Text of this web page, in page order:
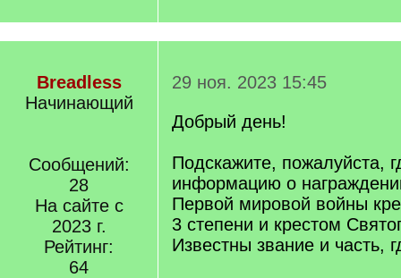
Breadless
Начинающий
Сообщений:
28
На сайте с
2023 г.
Рейтинг:
64
29 ноя. 2023 15:45
Добрый день!
Подскажите, пожалуйста,
информацию о
Первой мировой войны
3 степени и крестом
Известны звание и часть,